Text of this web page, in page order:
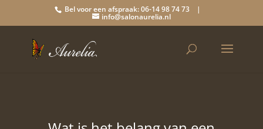
Bel voor een afspraak: 06-14 98 74 73 |
info@salonaurelia.nl